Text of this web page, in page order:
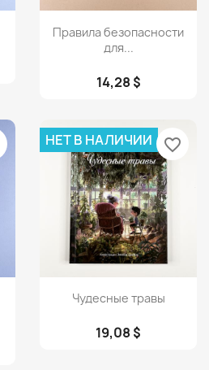
Просмотр
Правила безопасности
для...
14,28 $
Просмотр
Чудесные травы
19,08 $
НЕТ В НАЛИЧИИ favorite_border